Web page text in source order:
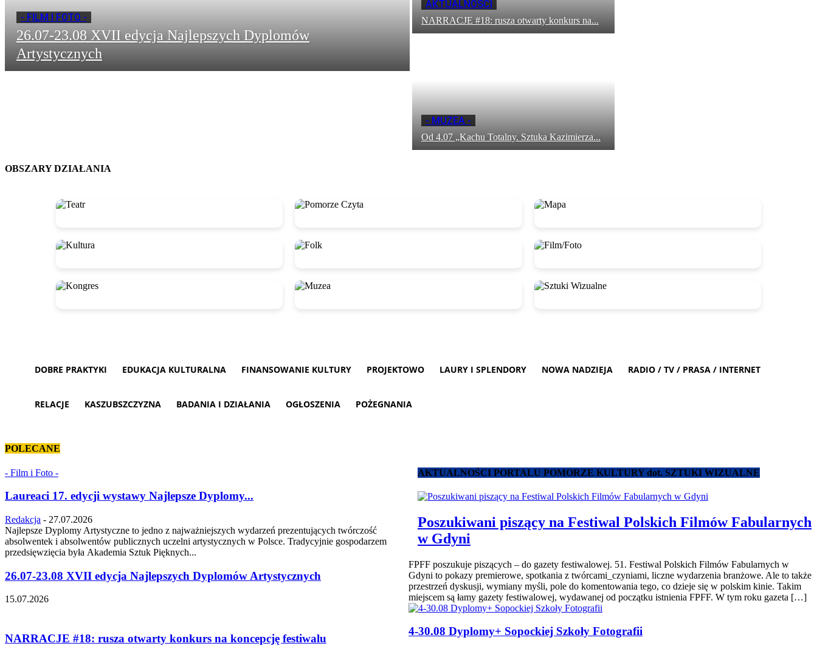
- FILM I FOTO -
26.07-23.08 XVII edycja Najlepszych Dyplomów
Artystycznych
AKTUALNOŚCI
NARRACJE #18: rusza otwarty konkurs na...
- MUZEA -
Od 4.07 „Kachu Totalny. Sztuka Kazimierza...
OBSZARY DZIAŁANIA
DOBRE PRAKTYKI EDUKACJA KULTURALNA FINANSOWANIE KULTURY PROJEKTOWO LAURY I SPLENDORY NOWA NADZIEJA RADIO / TV / PRASA / INTERNET
RELACJE KASZUBSZCZYZNA BADANIA I DZIAŁANIA OGŁOSZENIA POŻEGNANIA
POLECANE
- Film i Foto -
Laureaci 17. edycji wystawy Najlepsze Dyplomy...
Redakcja - 27.07.2026
Najlepsze Dyplomy Artystyczne to jedno z najważniejszych wydarzeń prezentujących twórczość
absolwentek i absolwentów publicznych uczelni artystycznych w Polsce. Tradycyjnie gospodarzem
przedsięwzięcia była Akademia Sztuk Pięknych...
26.07-23.08 XVII edycja Najlepszych Dyplomów Artystycznych
15.07.2026
NARRACJE #18: rusza otwarty konkurs na koncepcję festiwalu
AKTUALNOŚCI PORTALU POMORZE KULTURY dot. SZTUKI WIZUALNE
Poszukiwani piszący na Festiwal Polskich Filmów Fabularnych
w Gdyni
FPFF poszukuje piszących – do gazety festiwalowej. 51. Festiwal Polskich Filmów Fabularnych w
Gdyni to pokazy premierowe, spotkania z twórcami_czyniami, liczne wydarzenia branżowe. Ale to także
przestrzeń dyskusji, wymiany myśli, pole do komentowania tego, co dzieje się w polskim kinie. Takim
miejscem są łamy gazety festiwalowej, wydawanej od początku istnienia FPFF. W tym roku gazeta […]
4-30.08 Dyplomy+ Sopockiej Szkoły Fotografii